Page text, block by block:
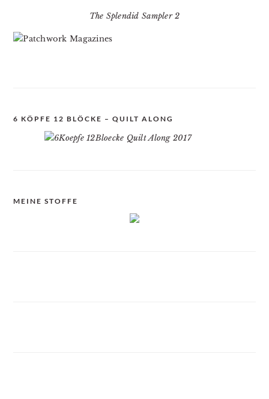
The Splendid Sampler 2
6 KÖPFE 12 BLÖCKE – QUILT ALONG
MEINE STOFFE